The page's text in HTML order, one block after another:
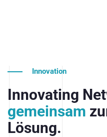
Innovation
Innovating
gemeinsam
Lösung.